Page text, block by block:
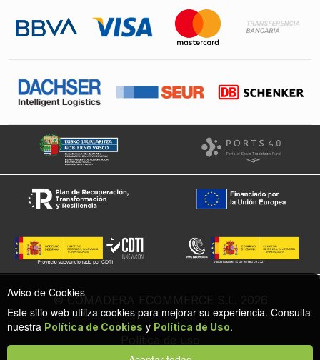
Instagram
Facebook
© COMADERA ECOMMERCE S.L. 2026
Política de cookies
Aviso de Cookies
Este sitio web utiliza cookies para mejorar su experiencia. Consulta
nuestra Política de Cookies y Política de Uso.